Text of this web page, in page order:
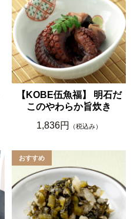
【KOBE伍魚福】 明石だ
このやわらか旨炊き
1,836円
（税込み）